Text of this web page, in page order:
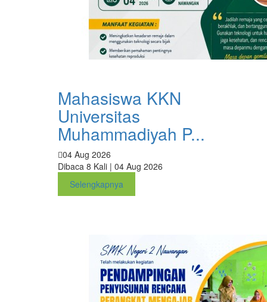
Mahasiswa KKN
Universitas
Muhammadiyah P...
04 Aug 2026
Dibaca 8 Kali | 04 Aug 2026
Selengkapnya